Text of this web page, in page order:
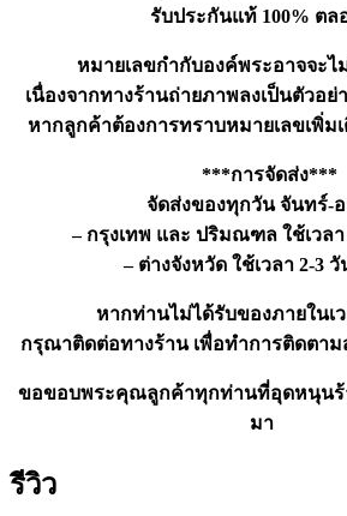
รับประกันแท้ 100% ตล
หมายเลขกำกับองค์พระอาจจะไ
เนื่องจากทางร้านถ่ายภาพลงเป็นตัวอย่
หากลูกค้าต้องการทราบหมายเลขเพิ่ม
***การจัดส่ง***
จัดส่งของทุกวัน จันทร์-
– กรุงเทพ และ ปริมณฑล ใช้เวล
– ต่างจังหวัด ใช้เวลา 2-3
หากท่านไม่ได้รับของภายในเ
กรุณาติดต่อทางร้าน เพื่อทำการติดตา
ขอขอบพระคุณลูกค้าทุกท่านที่อุดหนุนร้
มา
รีวิว